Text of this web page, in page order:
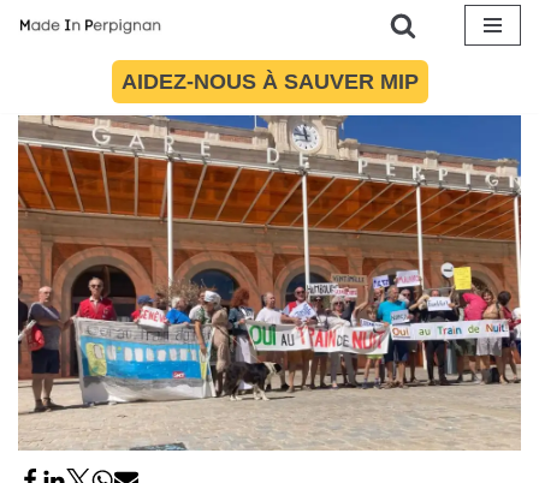
contenu
AIDEZ-NOUS À SAUVER MIP
nuit
parMaïté Torres Politique